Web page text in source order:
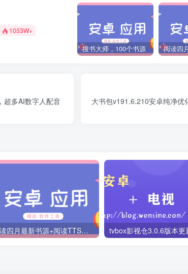
1053W+
搜书大师，100个书源
超多AI数字人配音
大书包v191.6.210安卓纯净优
阅读四月最新书源+阅读TTS语音引擎安装教程